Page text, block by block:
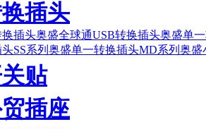
插头
插头奥盛全球通USB转换插头奥盛单
SS系列 奥盛单一转换插头MD系列 奥盛
贴
插座